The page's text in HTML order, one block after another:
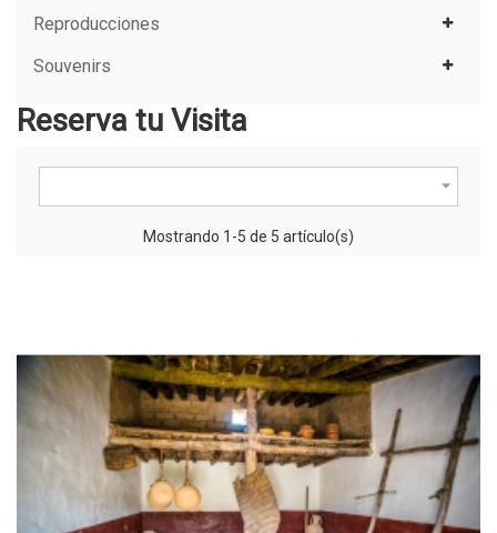
Reproducciones
Souvenirs
Reserva tu Visita

Mostrando 1-5 de 5 artículo(s)